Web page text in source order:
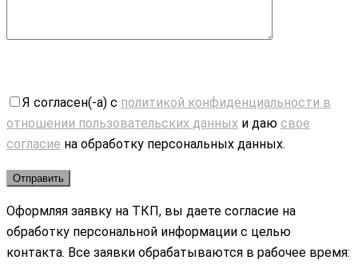
Я согласен(-а) с политикой конфиденциальности в
отношении пользовательских данных и даю свое
согласие на обработку персональных данных.
Оформляя заявку на ТКП, вы даете согласие на
обработку персональной информации с целью
контакта. Все заявки обрабатываются в рабочее время: